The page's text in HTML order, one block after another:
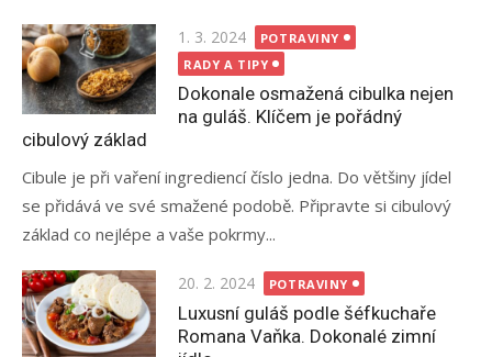
Posted
on
1. 3. 2024
POTRAVINY
RADY A TIPY
Dokonale osmažená cibulka nejen
na guláš. Klíčem je pořádný
cibulový základ
Cibule je při vaření ingrediencí číslo jedna. Do většiny jídel
se přidává ve své smažené podobě. Připravte si cibulový
základ co nejlépe a vaše pokrmy...
Posted
on
20. 2. 2024 POTRAVINY
Luxusní guláš podle šéfkuchaře
Romana Vaňka. Dokonalé zimní